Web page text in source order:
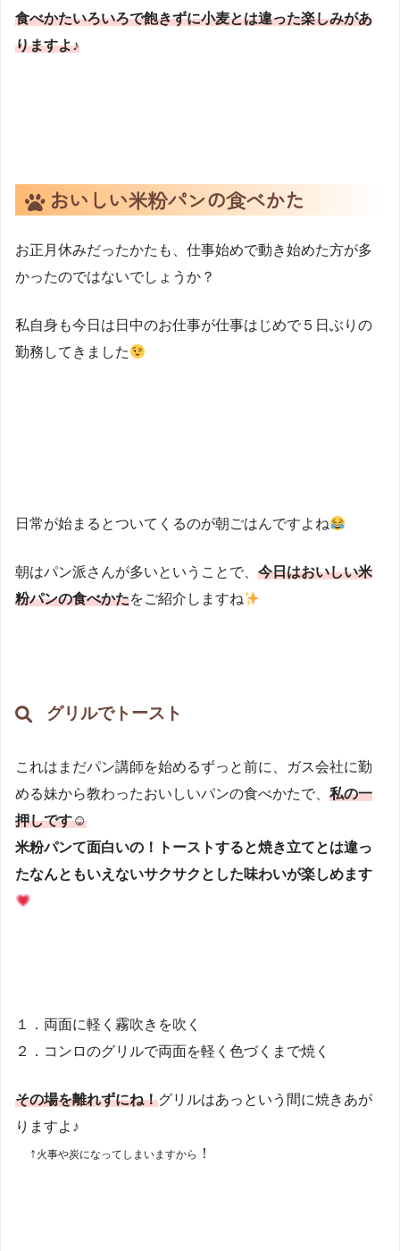
食べかたいろいろで飽きずに小麦とは違った楽しみがあ
りますよ♪
おいしい米粉パンの食べかた
お正月休みだったかたも、仕事始めで動き始めた方が多
かったのではないでしょうか？
私自身も今日は日中のお仕事が仕事はじめで５日ぶりの
勤務してきました
日常が始まるとついてくるのが朝ごはんですよね
朝はパン派さんが多いということで、 今日はおいしい米
粉パンの食べかたをご紹介しますね
グリルでトースト
これはまだパン講師を始めるずっと前に、ガス会社に勤
める妹から教わったおいしいパンの食べかたで、 私の一
押しです☺
米粉パンて面白いの！トーストすると焼き立てとは違っ
たなんともいえないサクサクとした味わいが楽しめます
１．両面に軽く霧吹きを吹く
２．コンロのグリルで両面を軽く色づくまで焼く
その場を離れずにね！グリルはあっという間に焼きあが
りますよ♪
↑ 火事や炭になってしまいますから ！